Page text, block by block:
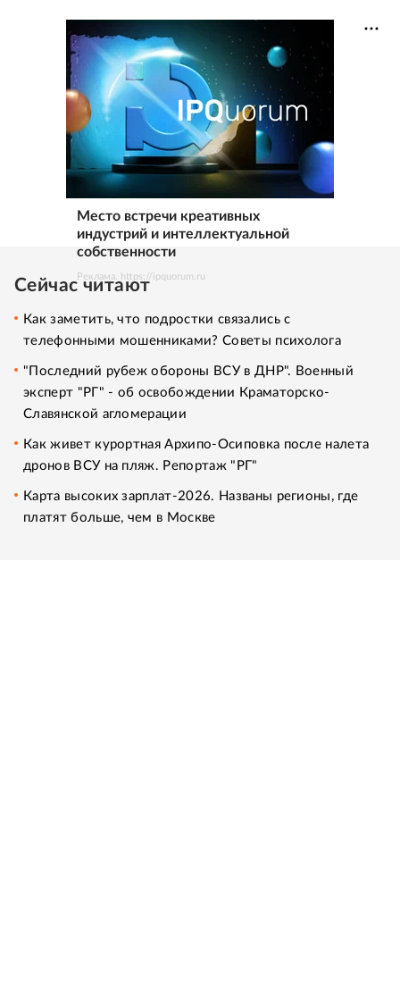
Место встречи креативных
индустрий и интеллектуальной
собственности
Реклама. https://ipquorum.ru
Сейчас читают
Как заметить, что подростки связались с
телефонными мошенниками? Советы психолога
"Последний рубеж обороны ВСУ в ДНР". Военный
эксперт "РГ" - об освобождении Краматорско-
Славянской агломерации
Как живет курортная Архипо-Осиповка после налета
дронов ВСУ на пляж. Репортаж "РГ"
Карта высоких зарплат-2026. Названы регионы, где
платят больше, чем в Москве